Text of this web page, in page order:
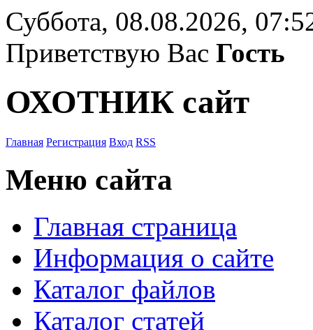
Суббота, 08.08.2026,
Приветствую Вас Гость
ОХОТНИК сайт
Главная Регистрация Вход RSS
Меню сайта
Главная страница
Информация о сайте
Каталог файлов
Каталог статей